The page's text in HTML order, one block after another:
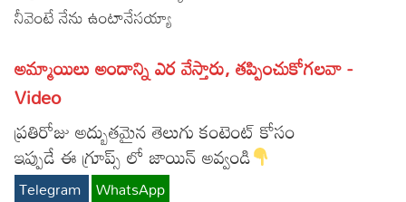
Devotional
Christianity
Hinduism
Hindi
Lyrics in Hindi – Devotional Songs
Lyrics in Hindi – Movie Songs
Tamil
Lyrics in Tamil – Devotional Songs
Lyrics in Tamil – Movie Songs
Kannada
Lyrics in Kannada – Movie Songs
నీవెంటే నేను ఉంటానేసయ్యా
అమ్మాయిలు అందాన్ని ఎర వేస్తారు, తప్పించుకోగలవా -
Video
ప్రతిరోజు అద్బుతమైన తెలుగు కంటెంట్ కోసం
ఇప్పుడే ఈ గ్రూప్స్ లో జాయిన్ అవ్వండి
Telegram WhatsApp